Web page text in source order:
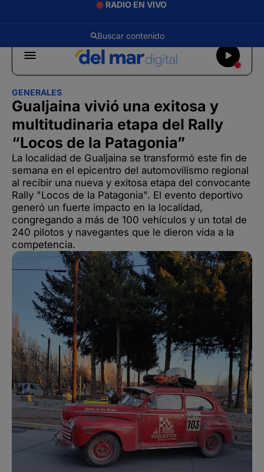
RADIO EN VIVO
GENERALES
Gualjaina vivió una exitosa y
multitudinaria etapa del Rally
“Locos de la Patagonia”
La localidad de Gualjaina se transformó este fin de
semana en el epicentro del automovilismo regional
al recibir una nueva y exitosa etapa del convocante
Rally "Locos de la Patagonia". El evento deportivo
generó un fuerte impacto en la localidad,
congregando a más de 100 vehículos y un total de
240 pilotos y navegantes que le dieron vida a la
competencia.